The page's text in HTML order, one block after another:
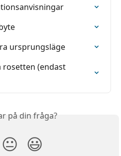
ursprungsläge
rosetten (endast
på din fråga?
😐 😃